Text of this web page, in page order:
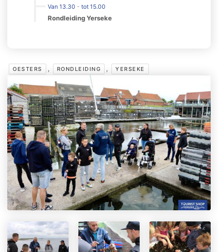
Van 13.30 - tot 15.00
Rondleiding Yerseke
OESTERS , RONDLEIDING , YERSEKE